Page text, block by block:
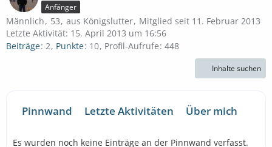
Anfänger
Männlich 53 aus Königslutter Mitglied seit 11. Februar 2013
Letzte Aktivität: 15. April 2013 um 16:56
Beiträge 2 Punkte 10 Profil-Aufrufe 448
Inhalte suchen
Pinnwand Letzte Aktivitäten Über mich
Es wurden noch keine Einträge an der Pinnwand verfasst.